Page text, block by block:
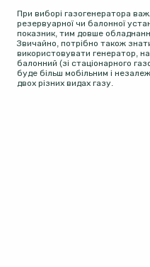
При виборі газогенератора
резервуарної чи балонної
показник, тим довше
Звичайно, потрібно також
використовувати генератор,
балонний (зі стаціонарного
буде більш мобільним і
двох різних видах газу.